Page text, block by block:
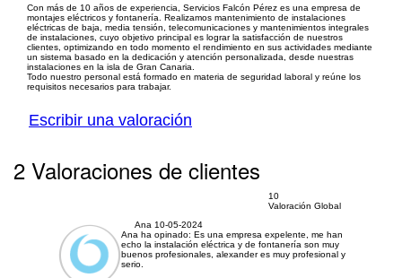
Con más de 10 años de experiencia, Servicios Falcón Pérez es una empresa de
montajes eléctricos y fontanería. Realizamos mantenimiento de instalaciones
eléctricas de baja, media tensión, telecomunicaciones y mantenimientos integrales
de instalaciones, cuyo objetivo principal es lograr la satisfacción de nuestros
clientes, optimizando en todo momento el rendimiento en sus actividades mediante
un sistema basado en la dedicación y atención personalizada, desde nuestras
instalaciones en la isla de Gran Canaria.
Todo nuestro personal está formado en materia de seguridad laboral y reúne los
requisitos necesarios para trabajar.
Escribir una valoración
2 Valoraciones de clientes
10
Valoración Global
Ana 10-05-2024
Ana ha opinado: Es una empresa expelente, me han
echo la instalación eléctrica y de fontanería son muy
buenos profesionales, alexander es muy profesional y
serio.